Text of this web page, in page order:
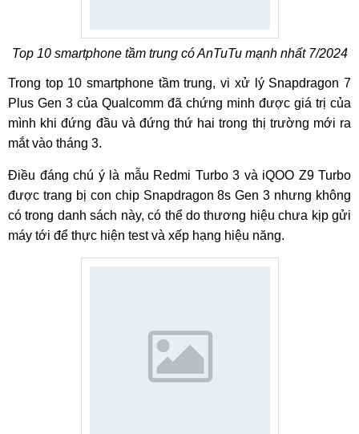
Top 10 smartphone tầm trung có AnTuTu mạnh nhất 7/2024
Trong top 10 smartphone tầm trung, vi xử lý Snapdragon 7
Plus Gen 3 của Qualcomm đã chứng minh được giá trị của
mình khi đứng đầu và đứng thứ hai trong thị trường mới ra
mắt vào tháng 3.
Điều đáng chú ý là mẫu Redmi Turbo 3 và iQOO Z9 Turbo
được trang bị con chip Snapdragon 8s Gen 3 nhưng không
có trong danh sách này, có thể do thương hiệu chưa kịp gửi
máy tới để thực hiện test và xếp hạng hiệu năng.